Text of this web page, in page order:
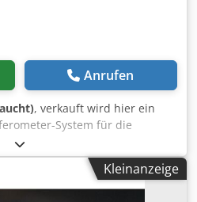
Anrufen
, verkauft wird hier ein
System für die
Linear und Rundachsen in sehr
ist voll funktionsbereit und
ist Baujahr 2022 . das
Abweichung von 1nm , die
Kleinanzeige